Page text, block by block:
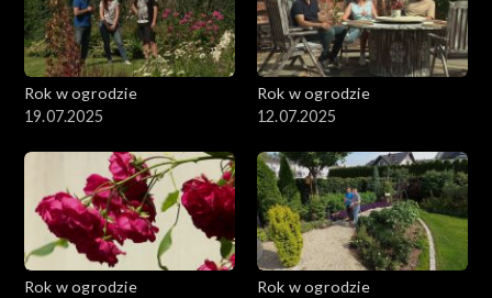
Rok w ogrodzie
19.07.2025
Rok w ogrodzie
12.07.2025
Rok w ogrodzie
Rok w ogrodzie